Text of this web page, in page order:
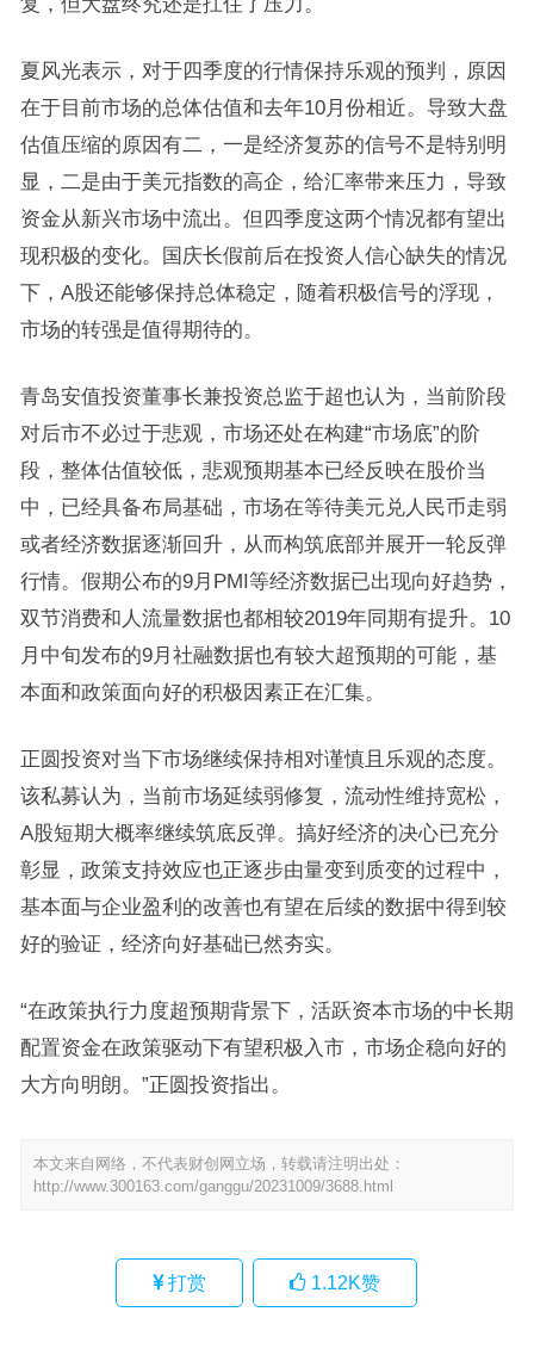
夏风光表示，对于四季度的行情保持乐观的预判，原因
在于目前市场的总体估值和去年10月份相近。导致大盘
估值压缩的原因有二，一是经济复苏的信号不是特别明
显，二是由于美元指数的高企，给汇率带来压力，导致
资金从新兴市场中流出。但四季度这两个情况都有望出
现积极的变化。国庆长假前后在投资人信心缺失的情况
下，A股还能够保持总体稳定，随着积极信号的浮现，
市场的转强是值得期待的。
青岛安值投资董事长兼投资总监于超也认为，当前阶段
对后市不必过于悲观，市场还处在构建“市场底”的阶
段，整体估值较低，悲观预期基本已经反映在股价当
中，已经具备布局基础，市场在等待美元兑人民币走弱
或者经济数据逐渐回升，从而构筑底部并展开一轮反弹
行情。假期公布的9月 PMI等经济数据已出现向好趋势，
双节消费和人流量数据也都相较2019年同期有提升。10
月中旬发布的9月社融数据也有较大超预期的可能，基
本面和政策面向好的积极因素正在汇集。
正圆投资对当下市场继续保持相对谨慎且乐观的态度。
该私募认为，当前市场延续弱修复，流动性维持宽松，
A股短期大概率继续筑底反弹。搞好经济的决心已充分
彰显，政策支持效应也正逐步由量变到质变的过程中，
基本面与企业盈利的改善也有望在后续的数据中得到较
好的验证，经济向好基础已然夯实。
“在政策执行力度超预期背景下，活跃资本市场的中长期
配置资金在政策驱动下有望积极入市，市场企稳向好的
大方向明朗。”正圆投资指出。
本文来自网络，不代表财创网立场，转载请注明出处：
http://www.300163.com/ganggu/20231009/3688.html
打赏 1.12K赞